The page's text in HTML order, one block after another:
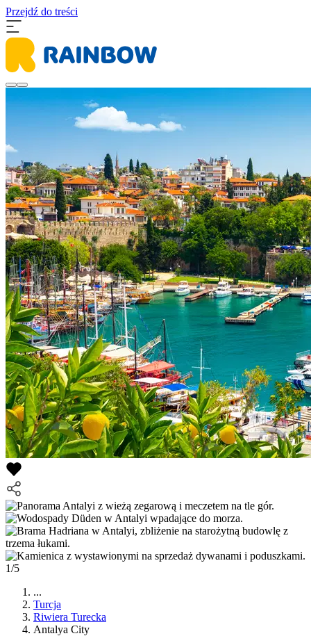
Przejdź do treści
1/5
...
Turcja
Riwiera Turecka
Antalya City